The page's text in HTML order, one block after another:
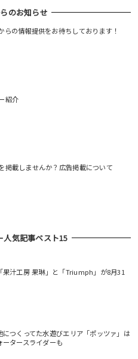
のお知らせ
らの情報提供をお待ちしております！
紹介
掲載しませんか？広告掲載について
人気記事ベスト15
果汁工房 果琳」と「Triumph」が8月31
につくってた水遊びエリア「ポッツァ」は
ータースライダーも